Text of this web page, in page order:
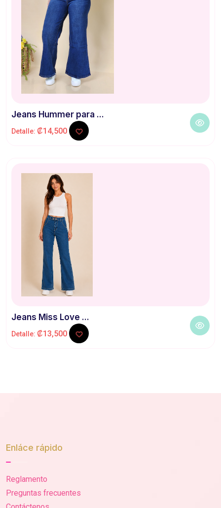
Jeans Hummer para ...
Detalle: ₡14,500
Jeans Miss Love ...
Detalle: ₡13,500
Enláce rápido
Reglamento
Preguntas frecuentes